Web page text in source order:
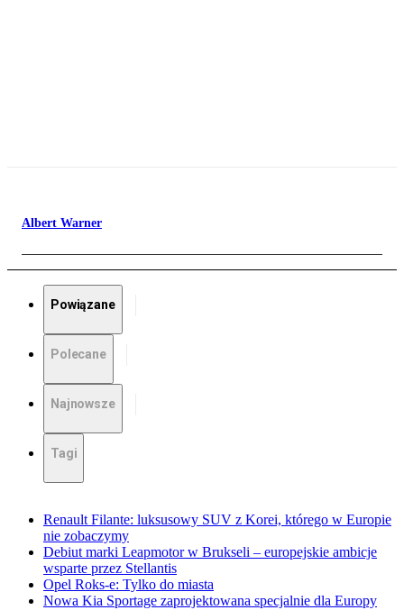
Albert Warner
Powiązane
Polecane
Najnowsze
Tagi
Renault Filante: luksusowy SUV z Korei, którego w Europie
nie zobaczymy
Debiut marki Leapmotor w Brukseli – europejskie ambicje
wsparte przez Stellantis
Opel Roks-e: Tylko do miasta
Nowa Kia Sportage zaprojektowana specjalnie dla Europy